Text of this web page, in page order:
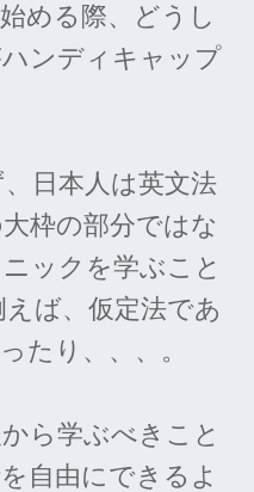
める際、どうし
ンディキャップ
日本人は英文法
枠の部分ではな
ックを学ぶこと
ば、仮定法であ
たり、、、。
ら学ぶべきこと
自由にできるよ